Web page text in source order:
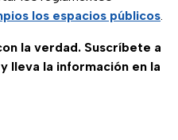
los espacios públicos
la verdad. Suscríbete a
y lleva la información en la